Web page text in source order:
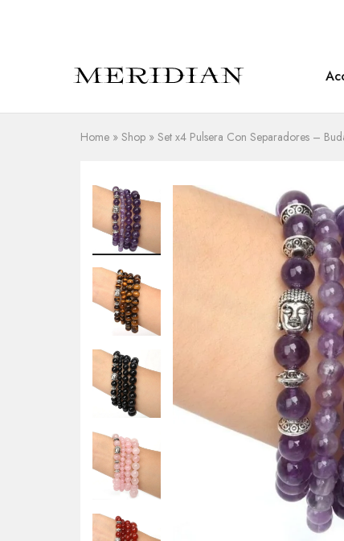
Meridian
Accesorios
Home » Shop » Set x4 Pulsera Con Separadores –